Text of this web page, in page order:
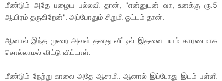
மீண்டும் அதே பழைய பல்லவி தான், "என்னுடன் வா, உனக்கு ரூ.5
ஆயிரம் தருகிறேன்". அப்போதும் சிறுமி ஓட்டம் தான்.
ஆனால் இந்த முறை அவள் தனது வீட்டில் இதனை பயம் காரணமாக
சொல்லாமல் விட்டு விட்டாள்.
மீண்டும் நேற்று காலை அதே ஆசாமி. ஆனால் இப்போது இடம் பள்ளி